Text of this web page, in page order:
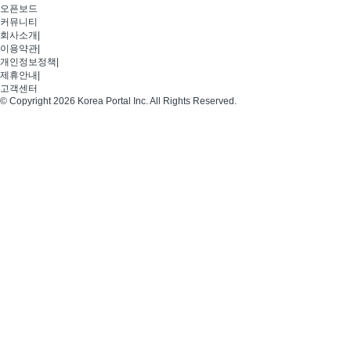
오픈보드
커뮤니티
회사소개
이용약관
개인정보정책
제휴안내
고객센터
© Copyright 2026 Korea Portal Inc. All Rights Reserved.